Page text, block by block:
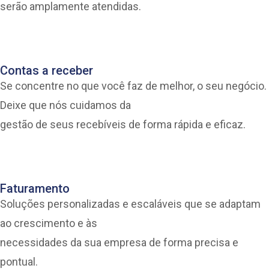
serão amplamente atendidas.
Contas a receber
Se concentre no que você faz de melhor, o seu negócio.
Deixe que nós cuidamos da
gestão de seus recebíveis de forma rápida e eficaz.
Faturamento
Soluções personalizadas e escaláveis que se adaptam
ao crescimento e às
necessidades da sua empresa de forma precisa e
pontual.